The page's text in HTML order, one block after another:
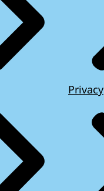
Privacy